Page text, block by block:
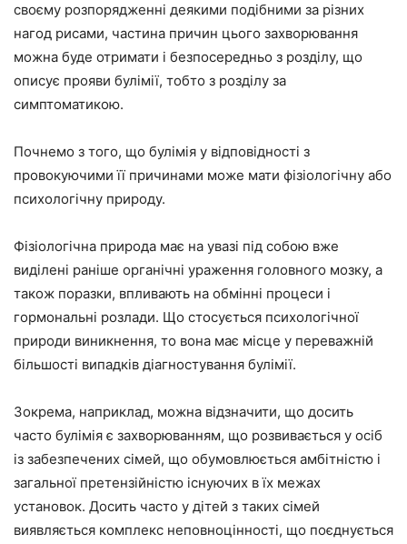
своєму розпорядженні деякими подібними за різних
нагод рисами, частина причин цього захворювання
можна буде отримати і безпосередньо з розділу, що
описує прояви булімії, тобто з розділу за
симптоматикою.
Почнемо з того, що булімія у відповідності з
провокуючими її причинами може мати фізіологічну або
психологічну природу.
Фізіологічна природа має на увазі під собою вже
виділені раніше органічні ураження головного мозку, а
також поразки, впливають на обмінні процеси і
гормональні розлади. Що стосується психологічної
природи виникнення, то вона має місце у переважній
більшості випадків діагностування булімії.
Зокрема, наприклад, можна відзначити, що досить
часто булімія є захворюванням, що розвивається у осіб
із забезпечених сімей, що обумовлюється амбітністю і
загальної претензійністю існуючих в їх межах
установок. Досить часто у дітей з таких сімей
виявляється комплекс неповноцінності, що поєднується